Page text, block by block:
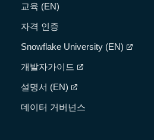
교육 (EN)
자격 인증
Snowflake University (EN)
개발자가이드
설명서 (EN)
데이터 거버넌스